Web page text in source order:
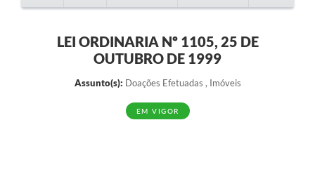
Conselhos Municipais
LEI ORDINARIA Nº 1105, 25 DE
OUTUBRO DE 1999
Assunto(s): Doações Efetuadas , Imóveis
EM VIGOR